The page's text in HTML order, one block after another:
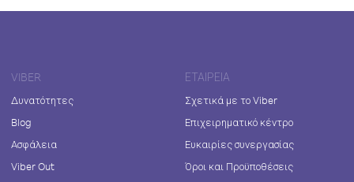
VIBER
Δυνατότητες
Blog
Ασφάλεια
Viber Out
ΕΤΑΙΡΕΊΑ
Σχετικά με το Viber
Επιχειρηματικό κέντρο
Ευκαιρίες συνεργασίας
Όροι και Προϋποθέσεις